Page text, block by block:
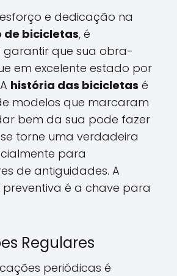
e dedicação na
bicicletas, é
que sua obra-
em excelente estado por
história das bicicletas é
modelos que marcaram
bem da sua pode fazer
torne uma verdadeira
para
de antiguidades. A
é a chave para
Regulares
periódicas é